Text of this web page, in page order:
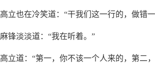
高立也在冷笑道：“干我们这一行的，做错
麻锋淡淡道：“我在听着。”
高立道：“第一，你不该一个人来的，第二